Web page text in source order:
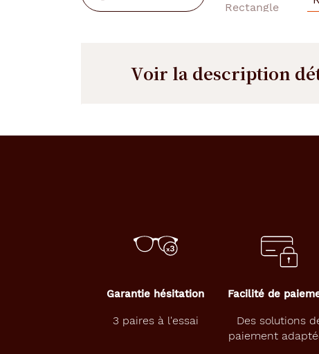
Voir la description
Garantie hésitation
3 paires à l'essai
Facilité de
Des solutions
paiement